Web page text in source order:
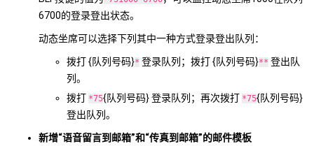
6700的登录登出状态。
动态坐席可以选择下列其中一种方式登录登出队列：
拨打 {队列号码}* 登录队列；拨打 {队列号码}** 登出队
列。
拨打 *75{队列号码} 登录队列；再次拨打 *75{队列号码}
登出队列。
新增“语音留言到邮箱”和“传真到邮箱”的邮件模板